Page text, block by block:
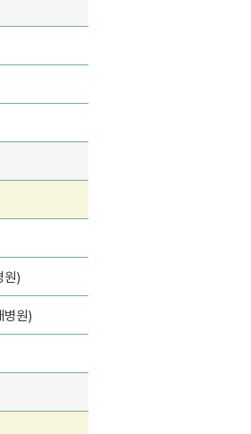
원)
병원)